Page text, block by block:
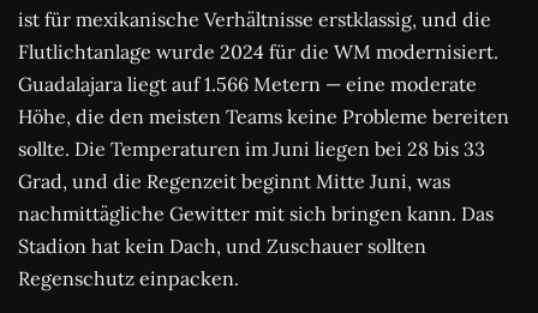
ist für mexikanische Verhältnisse erstklassig, und die
Flutlichtanlage wurde 2024 für die WM modernisiert.
Guadalajara liegt auf 1.566 Metern — eine moderate
Höhe, die den meisten Teams keine Probleme bereiten
sollte. Die Temperaturen im Juni liegen bei 28 bis 33
Grad, und die Regenzeit beginnt Mitte Juni, was
nachmittägliche Gewitter mit sich bringen kann. Das
Stadion hat kein Dach, und Zuschauer sollten
Regenschutz einpacken.